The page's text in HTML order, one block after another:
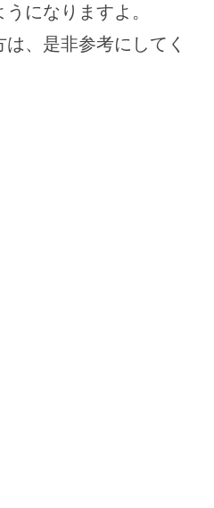
になりますよ。
、是非参考にしてく